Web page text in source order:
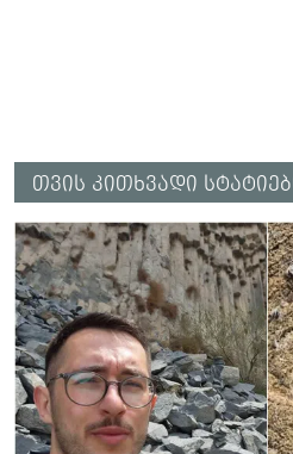
თვის კითხვადი